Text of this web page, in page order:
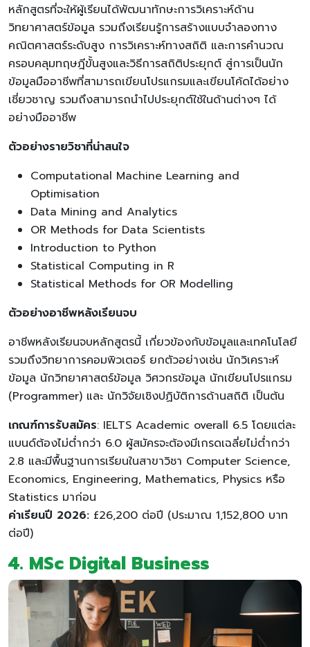
หลักสูตรที่จะให้ผู้เรียนได้พัฒนาทักษะการวิเคราะห์ด้าน
วิทยาศาสตร์ข้อมูล รวมถึงเรียนรู้การสร้างแบบจำลองทาง
คณิตศาสตร์ระดับสูง การวิเคราะห์ทางสถิติ และการคำนวณ
ครอบคลุมทฤษฎีขั้นสูงและวิธีการสถิติประยุกต์ สู่การเป็นนัก
ข้อมูลมืออาชีพที่สามารถเขียนโปรแกรมและเขียนโค้ดได้อย่าง
เชี่ยวชาญ รวมถึงสามารถนำไปประยุกต์ใช้ในด้านต่างๆ ได้
อย่างมืออาชีพ
ตัวอย่างรายวิชาที่น่าสนใจ
Computational Machine Learning and
Optimisation
Data Mining and Analytics
OR Methods for Data Scientists
Introduction to Python
Statistical Computing in R
Statistical Methods for OR Modelling
ตัวอย่างอาชีพหลังเรียนจบ
อาชีพหลังเรียนจบหลักสูตรนี้ เกี่ยวข้องกับข้อมูลและเทคโนโลยี
รวมถึงวิทยาการคอมพิวเตอร์ ยกตัวอย่างเช่น นักวิเคราะห์
ข้อมูล นักวิทยาศาสตร์ข้อมูล วิศวกรข้อมูล นักเขียนโปรแกรม
(Programmer) และ นักวิจัยเชิงปฏิบัติการด้านสถิติ เป็นต้น
เกณฑ์การรับสมัคร: IELTS Academic overall 6.5 โดยแต่ละ
แบนด์ต้องไม่ต่ำกว่า 6.0 ผู้สมัครจะต้องมีเกรดเฉลี่ยไม่ต่ำกว่า
2.8 และมีพื้นฐานการเรียนในสาขาวิชา Computer Science,
Economics, Engineering, Mathematics, Physics หรือ
Statistics มาก่อน
ค่าเรียนปี 2026: £26,200 ต่อปี (ประมาณ 1,152,800 บาท
ต่อปี)
4. MSc Digital Business